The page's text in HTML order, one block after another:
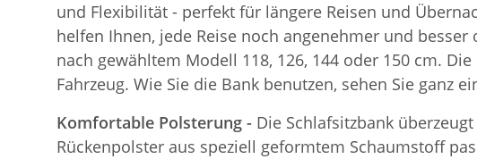
und Flexibilität - perfekt für längere Reisen und
helfen Ihnen, jede Reise noch angenehmer und
nach gewähltem Modell 118, 126, 144 oder 150 cm.
Fahrzeug. Wie Sie die Bank benutzen, sehen Sie ganz
Komfortable Polsterung - Die Schlafsitzbank
Rückenpolster aus speziell geformtem Schaumstoff